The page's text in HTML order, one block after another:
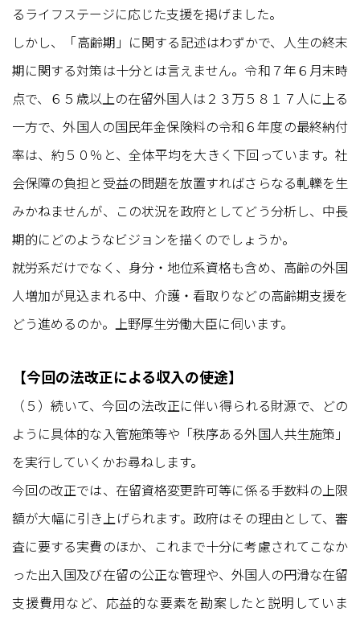
るライフステージに応じた支援を掲げました。
しかし、「高齢期」に関する記述はわずかで、人生の終末
期に関する対策は十分とは言えません。令和７年６月末時
点で、６５歳以上の在留外国人は２３万５８１７人に上る
一方で、外国人の国民年金保険料の令和６年度の最終納付
率は、約５０％と、全体平均を大きく下回っています。社
会保障の負担と受益の問題を放置すればさらなる軋轢を生
みかねませんが、この状況を政府としてどう分析し、中長
期的にどのようなビジョンを描くのでしょうか。
就労系だけでなく、身分・地位系資格も含め、高齢の外国
人増加が見込まれる中、介護・看取りなどの高齢期支援を
どう進めるのか。上野厚生労働大臣に伺います。
【今回の法改正による収入の使途】
（５）続いて、今回の法改正に伴い得られる財源で、どの
ように具体的な入管施策等や「秩序ある外国人共生施策」
を実行していくかお尋ねします。
今回の改正では、在留資格変更許可等に係る手数料の上限
額が大幅に引き上げられます。政府はその理由として、審
査に要する実費のほか、これまで十分に考慮されてこなか
った出入国及び在留の公正な管理や、外国人の円滑な在留
支援費用など、応益的な要素を勘案したと説明していま